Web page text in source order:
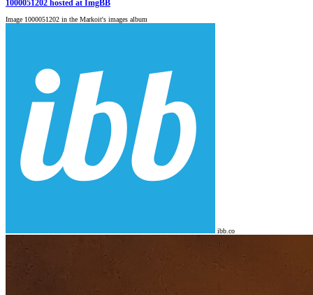
1000051202 hosted at ImgBB
Image 1000051202 in the Markoit's images album
ibb.co